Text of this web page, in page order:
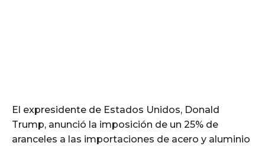
El expresidente de Estados Unidos, Donald
Trump, anunció la imposición de un 25% de
aranceles a las importaciones de acero y aluminio